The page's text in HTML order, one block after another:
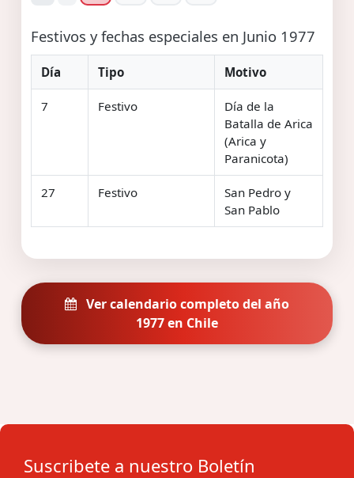
Festivos y fechas especiales en Junio 1977
Día Tipo Motivo
7 Festivo
Día de la
Batalla de Arica
(Arica y
Paranicota)
27 Festivo
San Pedro y
San Pablo
Ver calendario completo del año
1977 en Chile
Suscribete a nuestro Boletín